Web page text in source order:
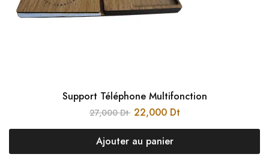
Support Téléphone Multifonction
27,000Dt 22,000 Dt
Ajouter au panier